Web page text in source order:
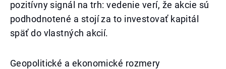
pozitívny signál na trh: vedenie verí, že akcie sú
podhodnotené a stojí za to investovať kapitál
späť do vlastných akcií.
Geopolitické a ekonomické rozmery